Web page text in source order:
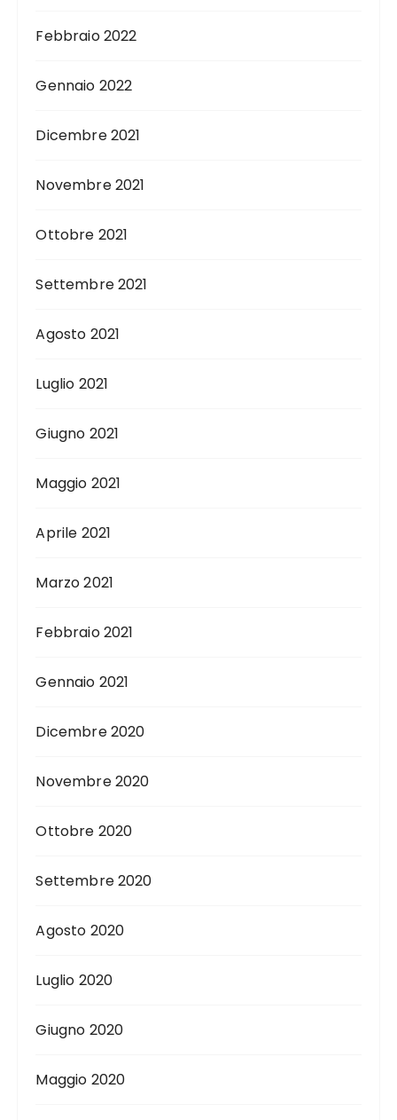
Febbraio 2022
Gennaio 2022
Dicembre 2021
Novembre 2021
Ottobre 2021
Settembre 2021
Agosto 2021
Luglio 2021
Giugno 2021
Maggio 2021
Aprile 2021
Marzo 2021
Febbraio 2021
Gennaio 2021
Dicembre 2020
Novembre 2020
Ottobre 2020
Settembre 2020
Agosto 2020
Luglio 2020
Giugno 2020
Maggio 2020